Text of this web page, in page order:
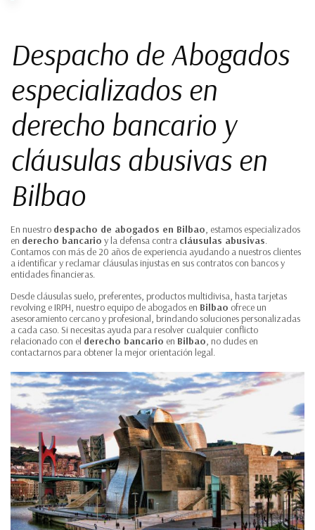
Despacho de Abogados
especializados en
derecho bancario y
cláusulas abusivas en
Bilbao
En nuestro despacho de abogados en Bilbao , estamos especializados
en derecho bancario y la defensa contra cláusulas abusivas
Contamos con más de 20 años de experiencia ayudando a nuestros clientes
a identificar y reclamar cláusulas injustas en sus contratos con bancos y
entidades financieras.
Desde cláusulas suelo, preferentes, productos multidivisa, hasta tarjetas
revolving e IRPH, nuestro equipo de abogados en Bilbao ofrece un
asesoramiento cercano y profesional, brindando soluciones personalizadas
a cada caso. Si necesitas ayuda para resolver cualquier conflicto
relacionado con el derecho bancario en Bilbao , no dudes en
contactarnos para obtener la mejor orientación legal.